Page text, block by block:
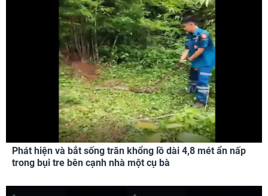
Phát hiện và bắt sống trăn khổng lồ dài 4,8 mét ẩn nấp
trong bụi tre bên cạnh nhà một cụ bà